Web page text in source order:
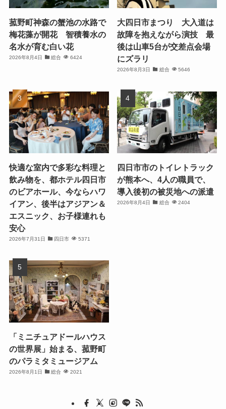
菰野町神森の蟹池の水路で
梅花藻が開花 智積養水の
名水が育む白い花
2026年8月4日 総合 6424
大四日市まつり 大入道は
故障を抱えながら演技 最
後は山車5台が交差点会場
にズラリ
2026年8月3日 総合 5646
快適な室内で多彩な料理と
飲み物を、都ホテル四日市
のビアホール、今ならハワ
イアン、後半はアジアン＆
エスニック、お子様連れも
安心
2026年7月31日 四日市 5371
四日市市のトイレトラック
が熊本へ、4人の職員で、
導入後初の被災地への派遣
2026年8月4日 総合 2404
「ミニチュアドールハウス
の世界展」始まる、菰野町
のパラミタミュージアム
2026年8月1日 総合 2021